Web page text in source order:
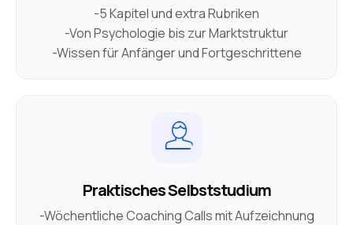
-5 Kapitel und extra Rubriken
-Von Psychologie bis zur Marktstruktur
-Wissen für Anfänger und Fortgeschrittene
Praktisches Selbststudium
-Wöchentliche Coaching Calls mit Aufzeichnung